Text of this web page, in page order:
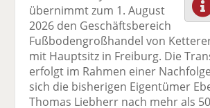
übernimmt zum 1. August
2026 den Geschäftsbereich
Fußbodengroßhandel von
mit Hauptsitz in Freiburg. Die
erfolgt im Rahmen einer
sich die bisherigen Eigentümer
Thomas Liebherr nach mehr als 50